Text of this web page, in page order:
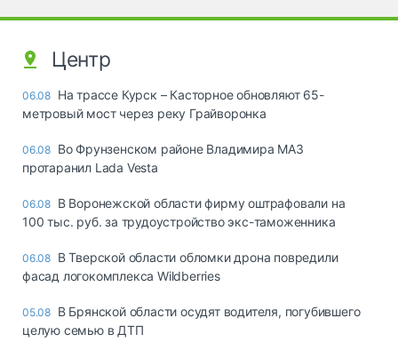
Центр
06.08 На трассе Курск – Касторное обновляют 65-
метровый мост через реку Грайворонка
06.08 Во Фрунзенском районе Владимира МАЗ
протаранил Lada Vesta
06.08 В Воронежской области фирму оштрафовали на
100 тыс. руб. за трудоустройство экс-таможенника
06.08 В Тверской области обломки дрона повредили
фасад логокомплекса Wildberries
05.08 В Брянской области осудят водителя, погубившего
целую семью в ДТП